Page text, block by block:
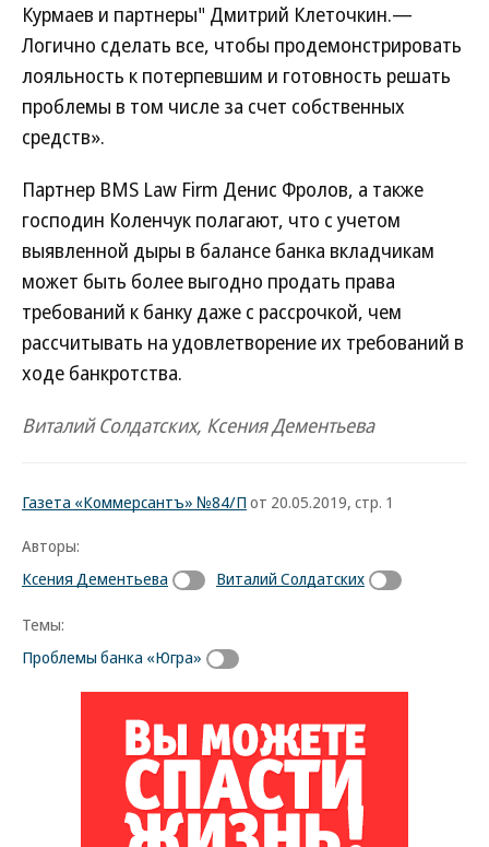
Курмаев и партнеры" Дмитрий Клеточкин.—
Логично сделать все, чтобы продемонстрировать
лояльность к потерпевшим и готовность решать
проблемы в том числе за счет собственных
средств».
Партнер BMS Law Firm Денис Фролов, а также
господин Коленчук полагают, что с учетом
выявленной дыры в балансе банка вкладчикам
может быть более выгодно продать права
требований к банку даже с рассрочкой, чем
рассчитывать на удовлетворение их требований в
ходе банкротства.
Виталий Солдатских, Ксения Дементьева
Газета «Коммерсантъ» №84/П от 20.05.2019, стр. 1
Авторы:
Ксения Дементьева
Виталий Солдатских
Темы:
Проблемы банка «Югра»